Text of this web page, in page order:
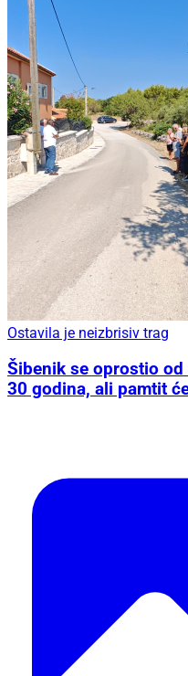
Ostavila je neizbrisiv trag
Šibenik se oprostio od
30 godina, ali pamtit